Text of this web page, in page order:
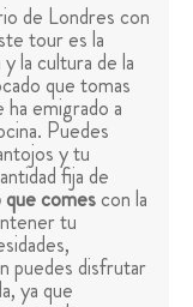
de Londres con
tour es la
la cultura de la
que tomas
ha emigrado a
Puedes
y tu
fija de
comescon la
tu
puedes disfrutar
ya que